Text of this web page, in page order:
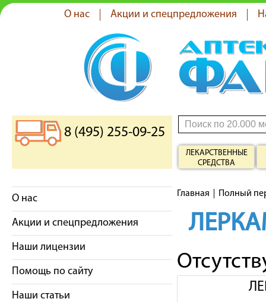
О нас Акции и спецпредложения
8 (495) 255-09-25
ЛЕКАРСТВЕННЫЕ
СРЕДСТВА
О нас
Акции и спецпредложения
Наши лицензии
Помощь по сайту
Наши статьи
Главная Полный